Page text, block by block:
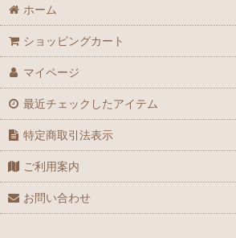
ホーム
ショッピングカート
マイページ
最近チェックしたアイテム
特定商取引法表示
ご利用案内
お問い合わせ